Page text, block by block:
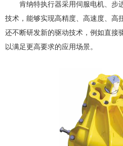
肯纳特执行器采用伺服电机、步
技术，能够实现高精度、高速度、高
还不断研发新的驱动技术，例如直接
以满足更高要求的应用场景。